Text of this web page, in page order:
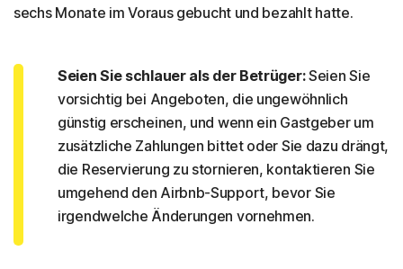
sechs Monate im Voraus gebucht und bezahlt hatte.
Seien Sie schlauer als der Betrüger:Seien Sie
vorsichtig bei Angeboten, die ungewöhnlich
günstig erscheinen, und wenn ein Gastgeber um
zusätzliche Zahlungen bittet oder Sie dazu drängt,
die Reservierung zu stornieren, kontaktieren Sie
umgehend den Airbnb-Support, bevor Sie
irgendwelche Änderungen vornehmen.